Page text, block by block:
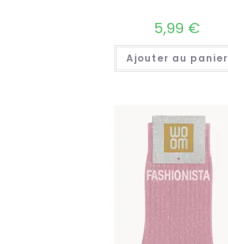
5,99 €
Ajouter au panier